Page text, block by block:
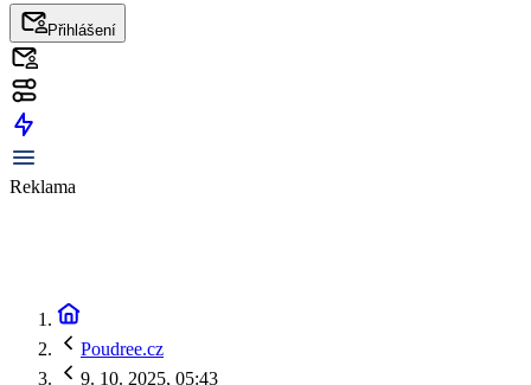
Přihlášení
Reklama
Poudree.cz
9. 10. 2025, 05:43